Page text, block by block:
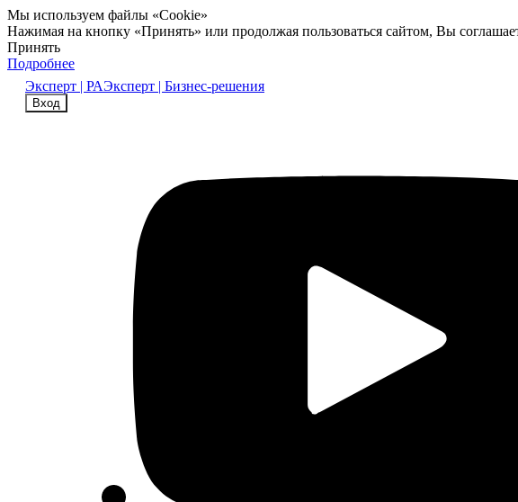
Мы используем файлы «Cookie»
Нажимая на кнопку «Принять» или продолжая пользоваться сайтом, Вы
Принять
Подробнее
Эксперт | РАЭксперт | Бизнес-решения
Вход